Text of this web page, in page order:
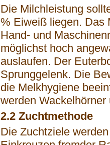
Die Milchleistung
% Eiweiß liegen. Das
Hand- und
möglichst hoch
auslaufen. Der
Sprunggelenk. Die
die Melkhygiene
werden
2.2 Zuchtmethode
Die Zuchtziele